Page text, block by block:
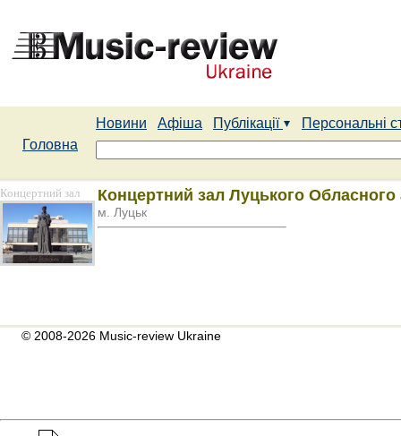
Новини Афіша Публікації
Персональні
Головна
Концертний зал Концертний зал Луцького Обласного
м. Луцьк
© 2008-2026 Music-review Ukraine